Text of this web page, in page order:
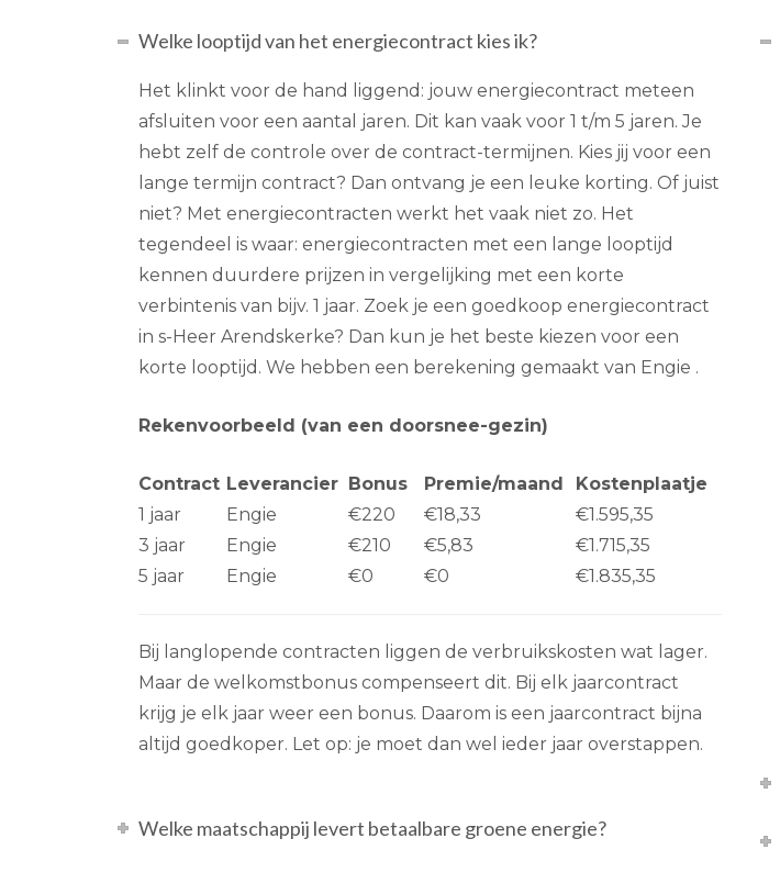
Welke looptijd van het energiecontract kies ik?
Het klinkt voor de hand liggend: jouw energiecontract meteen
afsluiten voor een aantal jaren. Dit kan vaak voor 1 t/m 5 jaren. Je
hebt zelf de controle over de contract-termijnen. Kies jij voor een
lange termijn contract? Dan ontvang je een leuke korting. Of juist
niet? Met energiecontracten werkt het vaak niet zo. Het
tegendeel is waar: energiecontracten met een lange looptijd
kennen duurdere prijzen in vergelijking met een korte
verbintenis van bijv. 1 jaar. Zoek je een goedkoop energiecontract
in s-Heer Arendskerke? Dan kun je het beste kiezen voor een
korte looptijd. We hebben een berekening gemaakt van Engie .
Rekenvoorbeeld (van een doorsnee-gezin)
Contract Leverancier Bonus Premie/maand
Kostenplaatje
1 jaar
Engie €220 €18,33
€1.595,35
3 jaar
Engie €210 €5,83
€1.715,35
5 jaar
Engie €0 €0 €1.835,35
Bij langlopende contracten liggen de verbruikskosten wat lager.
Maar de welkomstbonus compenseert dit. Bij elk jaarcontract
krijg je elk jaar weer een bonus. Daarom is een jaarcontract bijna
altijd goedkoper. Let op: je moet dan wel ieder jaar overstappen.
Welke maatschappij levert betaalbare groene energie?